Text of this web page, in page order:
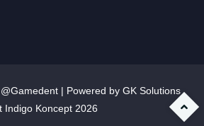
| Powered by GK Solutions
Indigo Koncept 2026